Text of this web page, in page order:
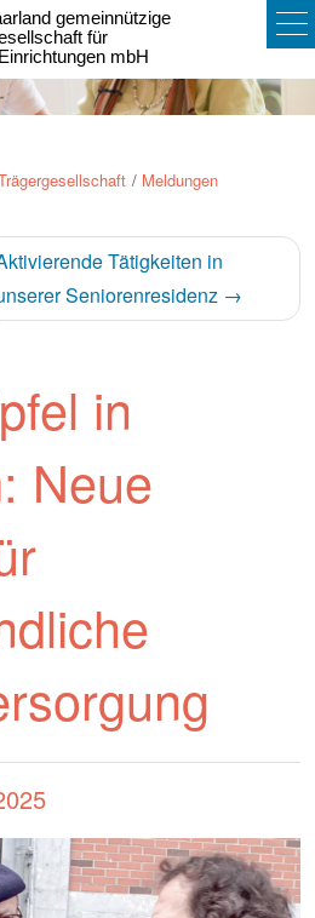
gemeinnützige
für
mbH
Meldungen
Tätigkeiten in
Seniorenresidenz →
in
Neue